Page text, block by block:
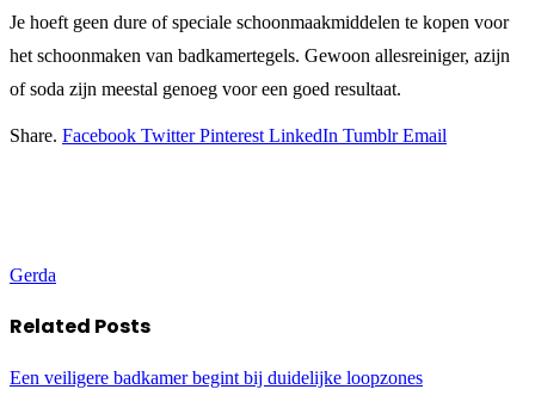
Je hoeft geen dure of speciale schoonmaakmiddelen te kopen voor
het schoonmaken van badkamertegels. Gewoon allesreiniger, azijn
of soda zijn meestal genoeg voor een goed resultaat.
Share. Facebook Twitter Pinterest LinkedIn Tumblr Email
Gerda
Related Posts
Een veiligere badkamer begint bij duidelijke loopzones